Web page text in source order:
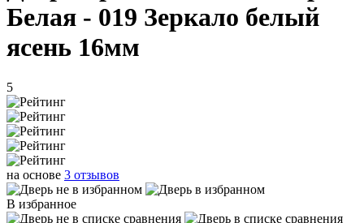
Белая - 019 Зеркало белый
ясень 16мм
5
на основе 3 отзывов
В избранное